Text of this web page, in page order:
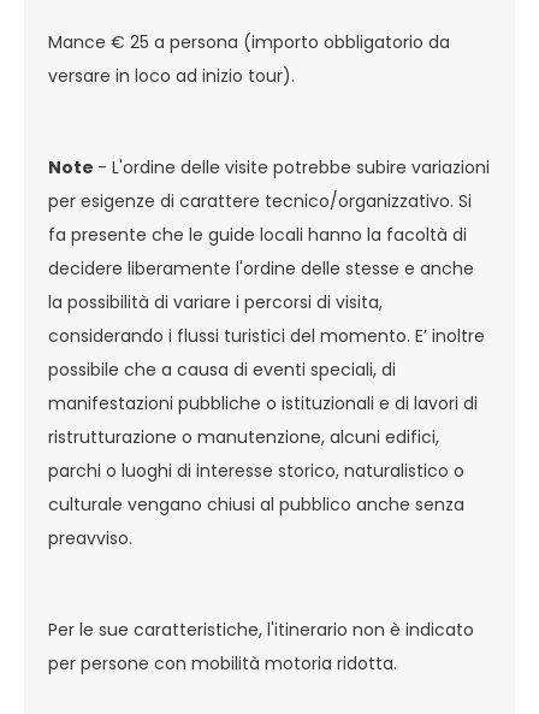
Mance € 25 a persona (importo obbligatorio da
versare in loco ad inizio tour).
Note - L'ordine delle visite potrebbe subire variazioni
per esigenze di carattere tecnico/organizzativo. Si
fa presente che le guide locali hanno la facoltà di
decidere liberamente l'ordine delle stesse e anche
la possibilità di variare i percorsi di visita,
considerando i flussi turistici del momento. E’ inoltre
possibile che a causa di eventi speciali, di
manifestazioni pubbliche o istituzionali e di lavori di
ristrutturazione o manutenzione, alcuni edifici,
parchi o luoghi di interesse storico, naturalistico o
culturale vengano chiusi al pubblico anche senza
preavviso.
Per le sue caratteristiche, l'itinerario non è indicato
per persone con mobilità motoria ridotta.